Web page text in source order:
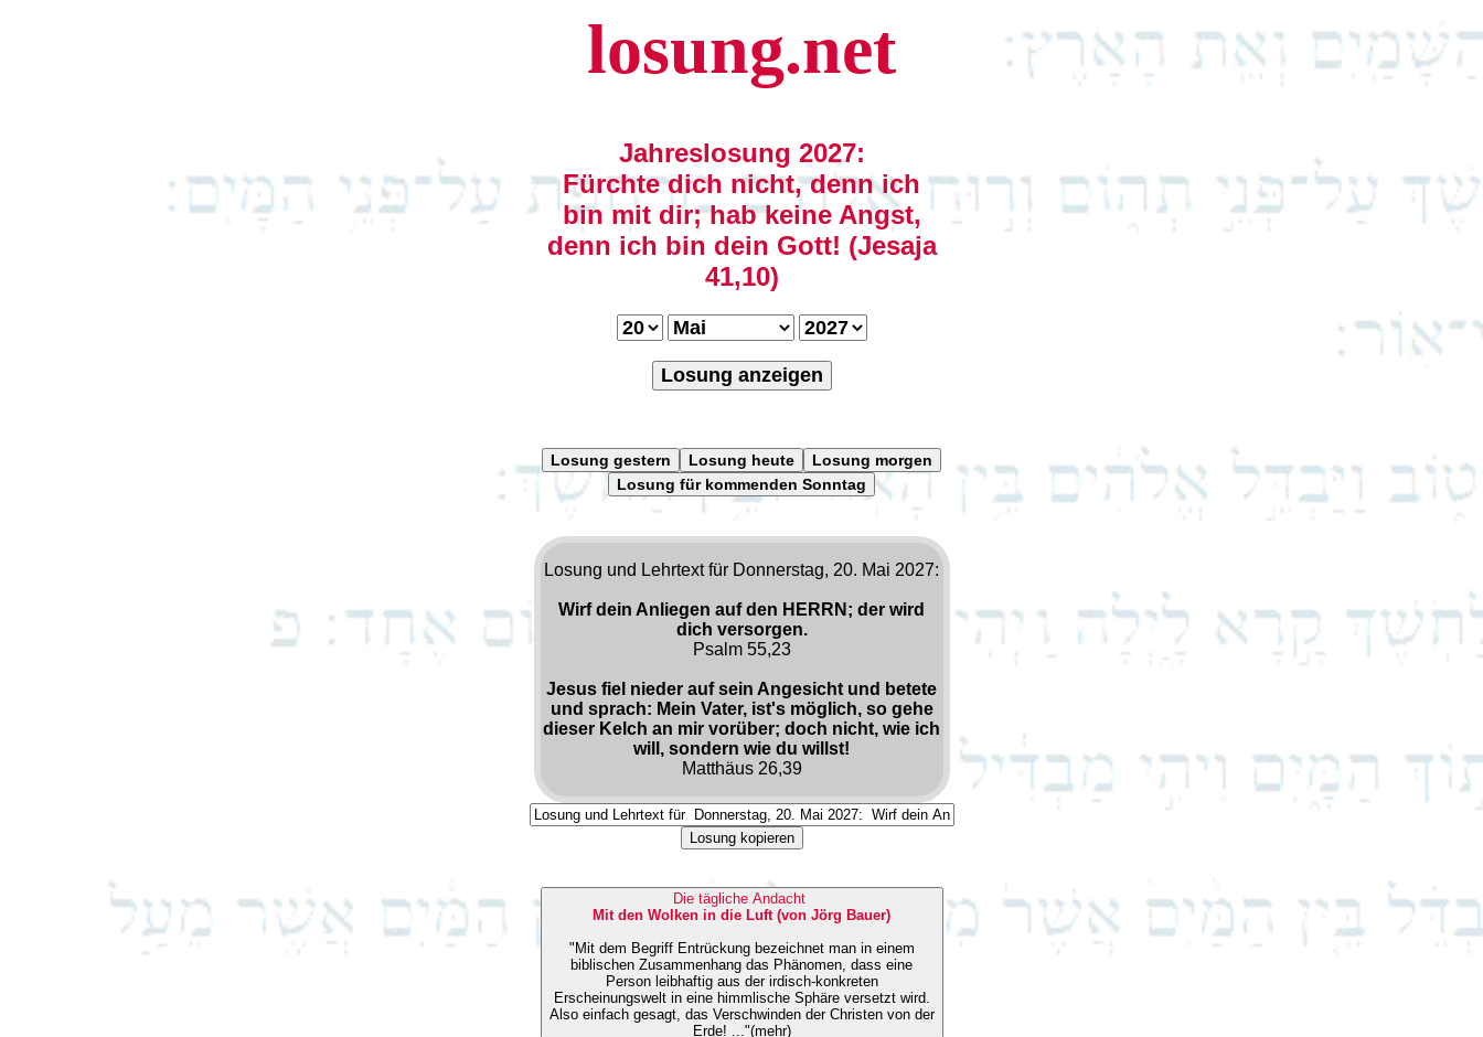
losung.net
Jahreslosung 2027:
Fürchte dich nicht, denn ich
bin mit dir; hab keine Angst,
denn ich bin dein Gott! (Jesaja
41,10)
Losung anzeigen
Losung gestern Losung heute
Losung morgen
Losung für kommenden Sonntag
Losung und Lehrtext für Donnerstag, 20. Mai 2027:
Wirf dein Anliegen auf den HERRN; der wird
dich versorgen.
Psalm 55,23
Jesus fiel nieder auf sein Angesicht und betete
und sprach: Mein Vater, ist's möglich, so gehe
dieser Kelch an mir vorüber; doch nicht, wie ich
will, sondern wie du willst!
Matthäus 26,39
Losung kopieren
Die tägliche Andacht
Mit den Wolken in die Luft (von Jörg Bauer)
"Mit dem Begriff Entrückung bezeichnet man in einem
biblischen Zusammenhang das Phänomen, dass eine
Person leibhaftig aus der irdisch-konkreten
Erscheinungswelt in eine himmlische Sphäre versetzt wird.
Also einfach gesagt, das Verschwinden der Christen von der
Erde! ..."(mehr)